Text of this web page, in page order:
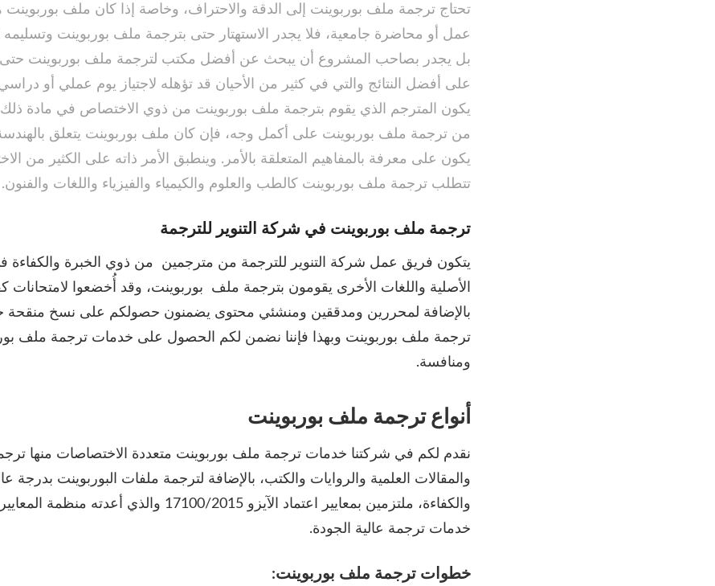
تحتاج ترجمة ملف بوربوينت إلى الدقة والاحتراف، وخاصة إذا كان ملف
عمل أو محاضرة جامعية، فلا يجدر الاستهتار حتى بترجمة ملف بوربوينت
بل يجدر بصاحب المشروع أن يبحث عن أفضل مكتب لترجمة ملف بوربوينت
على أفضل النتائج والتي في كثير من الأحيان قد تؤهله لاجتياز يوم عملي أو
يكون المترجم الذي يقوم بترجمة ملف بوربوينت من ذوي الاختصاص في مادة
من ترجمة ملف بوربوينت على أكمل وجه، فإن كان ملف بوربوينت يتعلق
يكون على معرفة بالمفاهيم المتعلقة بالأمر. وينطبق الأمر ذاته على الكثير من
تتطلب ترجمة ملف بوربوينت كالطب والعلوم والكيمياء والفيزياء واللغات والفنون.
ترجمة ملف بوربوينت في شركة التنوير للترجمة
يتكون فريق عمل شركة التنوير للترجمة من مترجمين من ذوي الخبرة والكفاءة
الأصلية واللغات الأخرى يقومون بترجمة ملف بوربوينت، وقد أُخضعوا لامتحانات
بالإضافة لمحررين ومدققين ومنشئي محتوى يضمنون حصولكم على نسخ منقحة
ترجمة ملف بوربوينت وبهذا فإننا نضمن لكم الحصول على خدمات ترجمة ملف
ومنافسة.
أنواع ترجمة ملف بوربوينت
نقدم لكم في شركتنا خدمات ترجمة ملف بوربوينت متعددة الاختصاصات منها ترجمة
والمقالات العلمية والروايات والكتب، بالإضافة لترجمة ملفات البوربوينت بدرجة
والكفاءة، ملتزمين بمعايير اعتماد الآيزو 17100/2015
خدمات ترجمة عالية الجودة.
خطوات ترجمة ملف بوربوينت: